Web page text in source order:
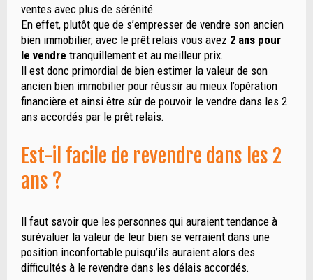
ventes avec plus de sérénité.
En effet, plutôt que de s’empresser de vendre son ancien
bien immobilier, avec le prêt relais vous avez 2 ans pour
le vendre tranquillement et au meilleur prix.
Il est donc primordial de bien estimer la valeur de son
ancien bien immobilier pour réussir au mieux l’opération
financière et ainsi être sûr de pouvoir le vendre dans les 2
ans accordés par le prêt relais.
Est-il facile de revendre dans les 2
ans ?
Il faut savoir que les personnes qui auraient tendance à
surévaluer la valeur de leur bien se verraient dans une
position inconfortable puisqu’ils auraient alors des
difficultés à le revendre dans les délais accordés.